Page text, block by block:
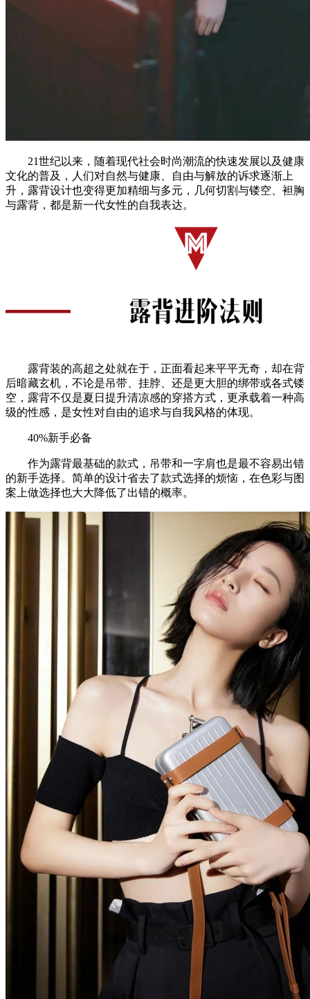
21世纪以来，随着现代社会时尚潮流的快速发展以及健康
文化的普及，人们对自然与健康、自由与解放的诉求逐渐上
升，露背设计也变得更加精细与多元，几何切割与镂空、袒胸
与露背，都是新一代女性的自我表达。
露背装的高超之处就在于，正面看起来平平无奇，却在背
后暗藏玄机，不论是吊带、挂脖、还是更大胆的绑带或各式镂
空，露背不仅是夏日提升清凉感的穿搭方式，更承载着一种高
级的性感，是女性对自由的追求与自我风格的体现。
40%新手必备
作为露背最基础的款式，吊带和一字肩也是最不容易出错
的新手选择。简单的设计省去了款式选择的烦恼，在色彩与图
案上做选择也大大降低了出错的概率。